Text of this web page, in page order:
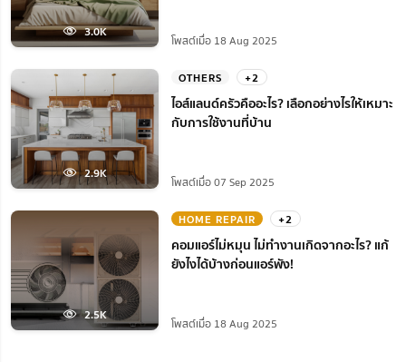
3.0K
โพสต์เมื่อ 18 Aug 2025
2.9K
OTHERS +2
ไอส์แลนด์ครัวคืออะไร? เลือกอย่างไรให้เหมาะ
กับการใช้งานที่บ้าน
โพสต์เมื่อ 07 Sep 2025
2.5K
HOME REPAIR +2
คอมแอร์ไม่หมุน ไม่ทํางานเกิดจากอะไร? แก้
ยังไงได้บ้างก่อนแอร์พัง!
โพสต์เมื่อ 18 Aug 2025